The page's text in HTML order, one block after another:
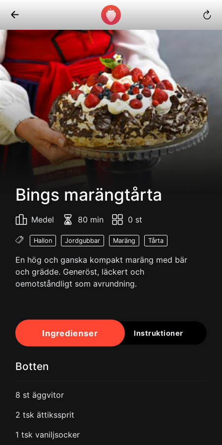
Bings marängtårta
Medel 80 min 0 st
Hallon Jordgubbar Maräng Tårta
En hög och ganska kompakt maräng med bär
och grädde. Generöst, läckert och
oemotståndligt som avrundning.
Ingredienser Instruktioner
Botten
8 st äggvitor
2 tsk ättikssprit
1 tsk vaniljsocker